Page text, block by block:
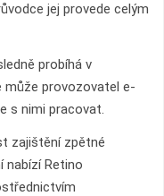
jej provede celým
probíhá v
může provozovatel e-
s nimi pracovat.
zajištění zpětné
nabízí Retino